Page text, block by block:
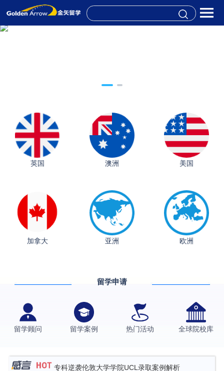
英国 澳洲 美国
加拿大 亚洲 欧洲
留学申请
留学顾问 留学案例 热门活动 全球院校库
从上海财大2+2到谢菲尔德：低均分逆袭QS百强金
​恭喜Z同学荣获剑桥大学录取
格拉斯哥大学国际商务硕士录取案例
西南财经大学投资学背景，成功斩获英国名校多份
上海财经大学经济学背景成功斩获爱丁堡大学经济学
专科逆袭伦敦大学学院UCL录取案例解析